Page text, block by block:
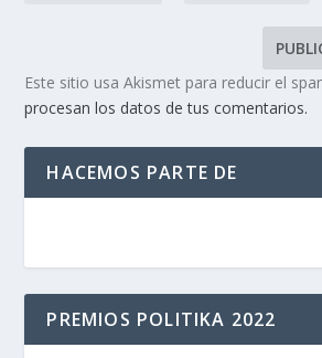
Este sitio usa Akismet para reducir el
procesan los datos de tus comentarios.
HACEMOS PARTE DE
PREMIOS POLITIKA 2022